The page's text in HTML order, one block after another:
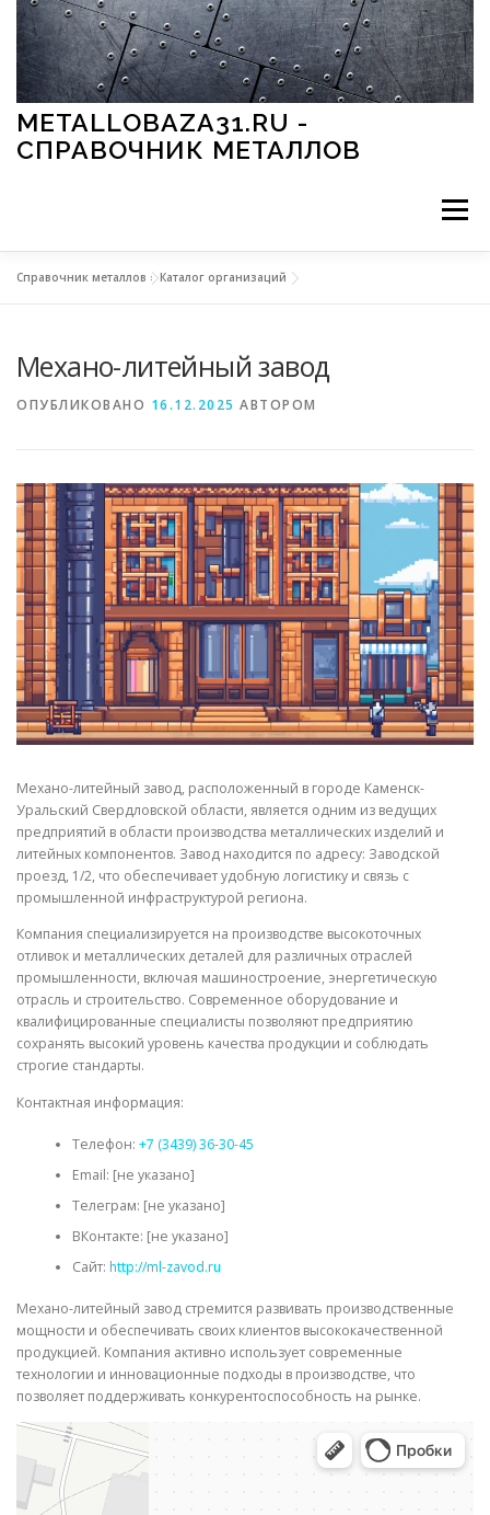
Перейти к содержимому
METALLOBAZA31.RU -
СПРАВОЧНИК МЕТАЛЛОВ
Меню
МЕТАЛЛЫ И ОКРУЖАЮЩАЯ СРЕДА
СВОЙСТВА МЕТАЛЛОВ СОРТА МЕТАЛЛОВ
СТАТЬИ
Справочник металлов »Каталог организаций
Механо-литейный завод
ОПУБЛИКОВАНО 16.12.2025 АВТОРОМ
Механо-литейный завод, расположенный в городе Каменск-
Уральский Свердловской области, является одним из ведущих
предприятий в области производства металлических изделий и
литейных компонентов. Завод находится по адресу: Заводской
проезд, 1/2, что обеспечивает удобную логистику и связь с
промышленной инфраструктурой региона.
Компания специализируется на производстве высокоточных
отливок и металлических деталей для различных отраслей
промышленности, включая машиностроение, энергетическую
отрасль и строительство. Современное оборудование и
квалифицированные специалисты позволяют предприятию
сохранять высокий уровень качества продукции и соблюдать
строгие стандарты.
Контактная информация:
Телефон: +7 (3439) 36-30-45
Email: [не указано]
Телеграм: [не указано]
ВКонтакте: [не указано]
Сайт: http://ml-zavod.ru
Механо-литейный завод стремится развивать производственные
мощности и обеспечивать своих клиентов высококачественной
продукцией. Компания активно использует современные
технологии и инновационные подходы в производстве, что
позволяет поддерживать конкурентоспособность на рынке.